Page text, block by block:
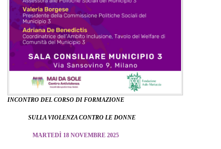
INCONTRO DEL CORSO DI FORMAZIONE
SULLA VIOLENZA CONTRO LE DONNE
MARTEDÌ 18 NOVEMBRE 2025